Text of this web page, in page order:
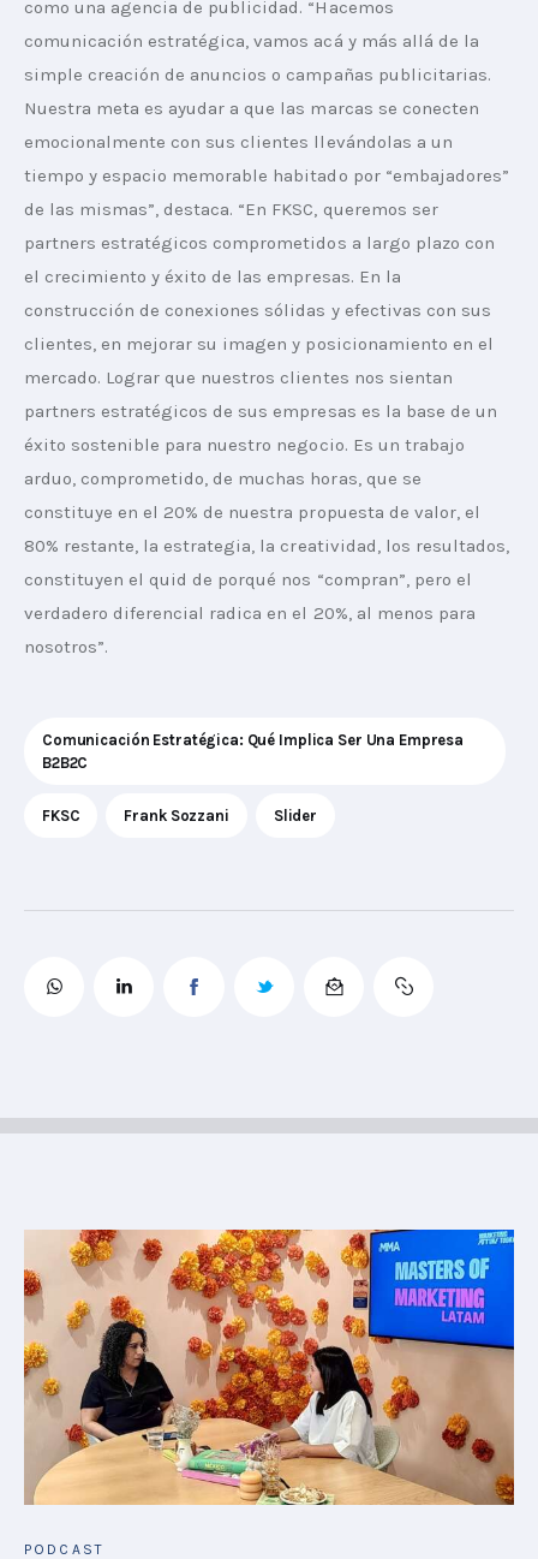
como una agencia de publicidad. “Hacemos
comunicación estratégica, vamos acá y más allá de la
simple creación de anuncios o campañas publicitarias.
Nuestra meta es ayudar a que las marcas se conecten
emocionalmente con sus clientes llevándolas a un
tiempo y espacio memorable habitado por “embajadores”
de las mismas”, destaca. “En FKSC, queremos ser
partners estratégicos comprometidos a largo plazo con
el crecimiento y éxito de las empresas. En la
construcción de conexiones sólidas y efectivas con sus
clientes, en mejorar su imagen y posicionamiento en el
mercado. Lograr que nuestros clientes nos sientan
partners estratégicos de sus empresas es la base de un
éxito sostenible para nuestro negocio. Es un trabajo
arduo, comprometido, de muchas horas, que se
constituye en el 20% de nuestra propuesta de valor, el
80% restante, la estrategia, la creatividad, los resultados,
constituyen el quid de porqué nos “compran”, pero el
verdadero diferencial radica en el 20%, al menos para
nosotros”.
Comunicación Estratégica: Qué Implica Ser Una Empresa
B2B2C
FKSC Frank Sozzani Slider
PODCAST